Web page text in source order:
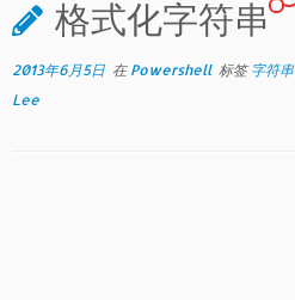
格式化字符串
2013年6月5日 在 Powershell 标签字符串
Lee